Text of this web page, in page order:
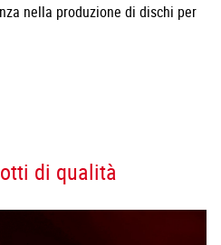
nella produzione di dischi per
di qualità